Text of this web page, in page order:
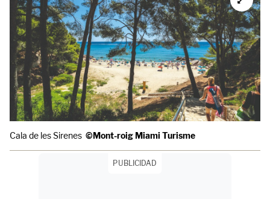
Cala de les Sirenes ©Mont-roig Miami Turisme
PUBLICIDAD